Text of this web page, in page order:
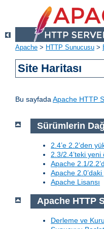
Apache > HTTP Sunucusu >
Site Haritası
Bu sayfadaApache HTTP
Sürümlerin
2.4’e 2.2’den
2.3/2.4’teki yeni
Apache 2.1/
Apache
Apache Lisansı
Apache HTTP
Derleme ve